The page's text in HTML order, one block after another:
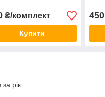
₴/комплект
Купити
450
рік